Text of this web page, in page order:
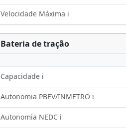
Velocidade Máxima ℹ️
Bateria de tração
Capacidade ℹ️
Autonomia PBEV/INMETRO ℹ️
Autonomia NEDC ℹ️